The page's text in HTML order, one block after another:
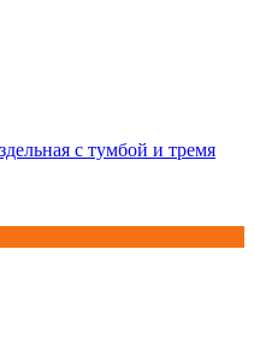
с тумбой и тремя